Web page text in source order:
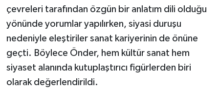
çevreleri tarafından özgün bir anlatım dili olduğu
yönünde yorumlar yapılırken, siyasi duruşu
nedeniyle eleştiriler sanat kariyerinin de önüne
geçti. Böylece Önder, hem kültür sanat hem
siyaset alanında kutuplaştırıcı figürlerden biri
olarak değerlendirildi.